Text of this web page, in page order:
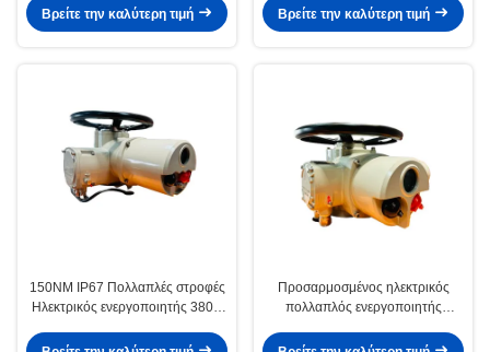
βαλβίδας 1,1 KW
Βρείτε την καλύτερη τιμή
Βρείτε την καλύτερη τιμή
150NM IP67 Πολλαπλές στροφές
Ηλεκτρικός ενεργοποιητής 380V
Προσαρμοσμένος ηλεκτρικός
πολλαπλός ενεργοποιητής
τηλεχειριστήριο 100NM IP67